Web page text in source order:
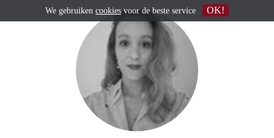
We gebruiken cookies voor de beste service OK!